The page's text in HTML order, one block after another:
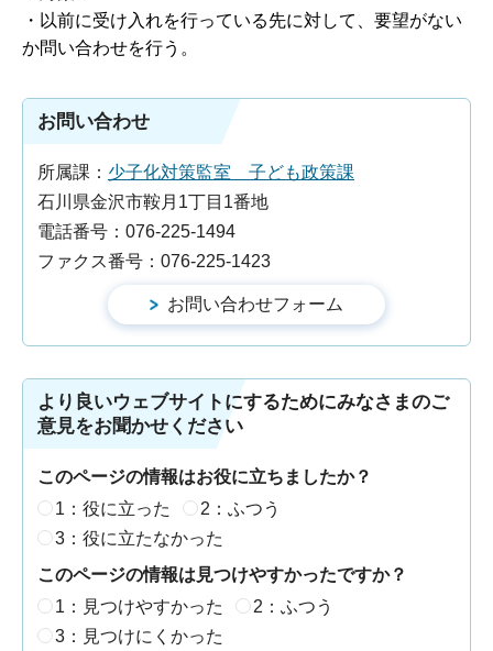
・以前に受け入れを行っている先に対して、要望がない
か問い合わせを行う。
お問い合わせ
所属課： 少子化対策監室 子ども政策課
石川県金沢市鞍月1丁目1番地
電話番号：076-225-1494
ファクス番号：076-225-1423
より良いウェブサイトにするためにみなさまのご
意見をお聞かせください
このページの情報はお役に立ちましたか？
1：役に立った
2：ふつう
3：役に立たなかった
このページの情報は見つけやすかったですか？
1：見つけやすかった
2：ふつう
3：見つけにくかった